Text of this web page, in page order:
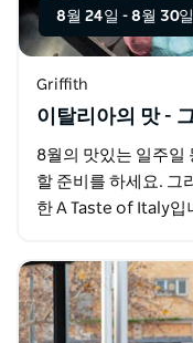
8월 24일 - 8월 30일
Griffith
이탈리아의 맛 -
8월의 맛있는 일주일
할 준비를 하세요. 그
한 A Taste of Italy입